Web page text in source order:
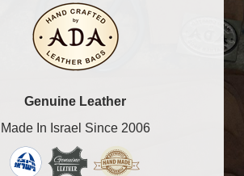
Genuine Leather
Made In Israel Since 2006